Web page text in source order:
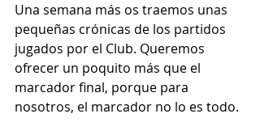
Una semana más os traemos unas
pequeñas crónicas de los partidos
jugados por el Club. Queremos
ofrecer un poquito más que el
marcador final, porque para
nosotros, el marcador no lo es todo.